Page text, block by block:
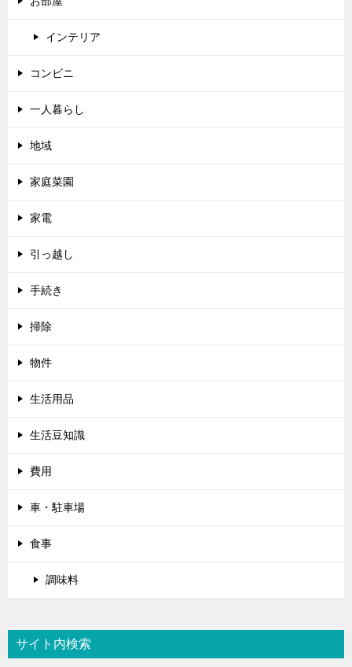
インテリア
コンビニ
一人暮らし
地域
家庭菜園
家電
引っ越し
手続き
掃除
物件
生活用品
生活豆知識
費用
車・駐車場
食事
調味料
サイト内検索